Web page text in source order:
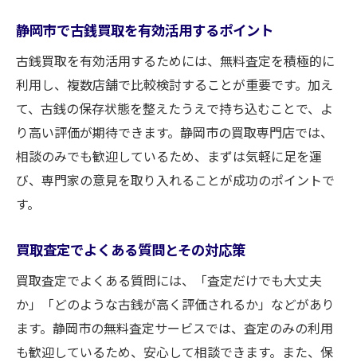
静岡市で古銭買取を有効活用するポイント
古銭買取を有効活用するためには、無料査定を積極的に
利用し、複数店舗で比較検討することが重要です。加え
て、古銭の保存状態を整えたうえで持ち込むことで、よ
り高い評価が期待できます。静岡市の買取専門店では、
相談のみでも歓迎しているため、まずは気軽に足を運
び、専門家の意見を取り入れることが成功のポイントで
す。
買取査定でよくある質問とその対応策
買取査定でよくある質問には、「査定だけでも大丈夫
か」「どのような古銭が高く評価されるか」などがあり
ます。静岡市の無料査定サービスでは、査定のみの利用
も歓迎しているため、安心して相談できます。また、保